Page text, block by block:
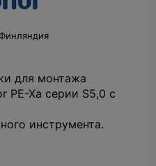
для монтажа
PE-Xa серии S5,0 с
инструмента.